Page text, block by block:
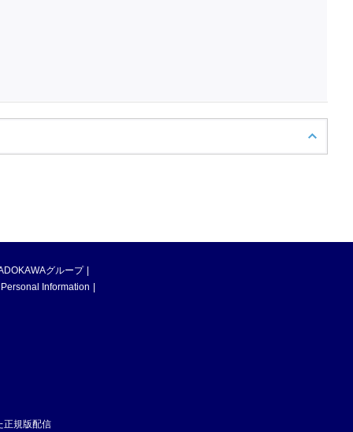
グループ
Information
正規版配信